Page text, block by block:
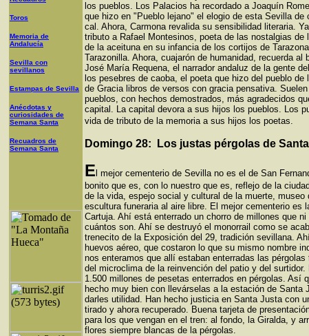
Toros
Memoria de
Andalucía
Sevilla con
sevillanos
Estampas de Sevilla
Anécdotas y
curiosidades de
Semana Santa
Recuadros de
Semana Santa
los pueblos. Los Palacios ha recordado a Joaquín
que hizo en "Pueblo lejano" el elogio de esta Sevilla de
cal. Ahora, Carmona revalida su sensibilidad literaria.
tributo a Rafael Montesinos, poeta de las nostalgias de
de la aceituna en su infancia de los cortijos de
Tarazonilla. Ahora, cuajarón de humanidad, recuerda al
José María Requena, el narrador andaluz de la gente
los pesebres de caoba, el poeta que hizo del pueblo de
de Gracia libros de versos con gracia pensativa.
pueblos, con hechos demostrados, más agradecidos
capital. La capital devora a sus hijos los pueblos. Los
vida de tributo de la memoria a sus hijos los poetas.
Domingo 28: Los justas pérgolas de
E l mejor cementerio de Sevilla no es el de San
bonito que es, con lo nuestro que es, reflejo de la
de la vida, espejo social y cultural de la muerte, museo
escultura funeraria al aire libre. El mejor cementerio es
Cartuja. Ahí está enterrado un chorro de millones que ni
cuántos son. Ahí se destruyó el monorrail como se
trenecito de la Exposición del 29, tradición sevillana.
huevos aéreo, que costaron lo que su mismo nombre
nos enteramos que allí estaban enterradas las pérgolas
del microclima de la reinvención del patio y del surtidor.
1.500 millones de pesetas enterrados en pérgolas. Así
hecho muy bien con llevárselas a la estación de Santa
darles utilidad. Han hecho justicia en Santa Justa con
tirado y ahora recuperado. Buena tarjeta de
para los que vengan en el tren: al fondo, la Giralda, y
flores siempre blancas de la pérgolas.